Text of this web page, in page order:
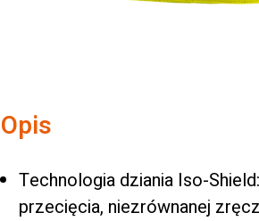
Opis
Technologia dziania Iso-
przecięcia, niezrównanej